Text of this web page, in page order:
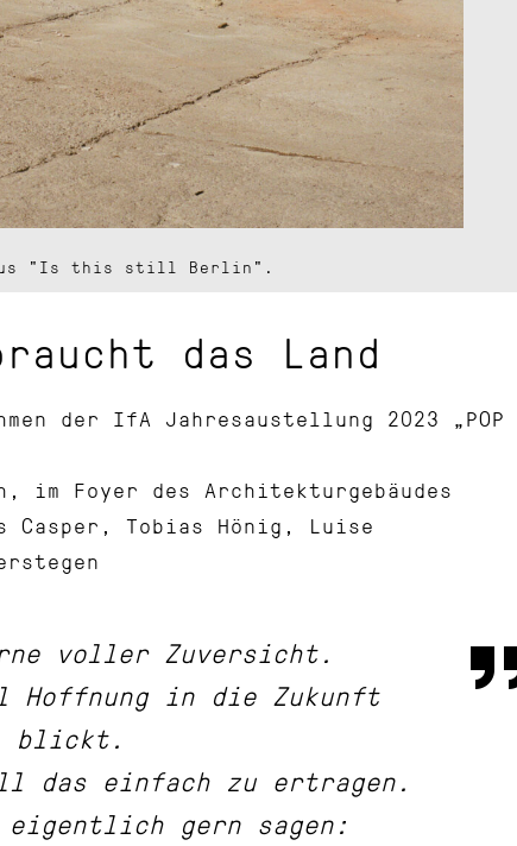
"Is this still Berlin".
das Land
der IfA Jahresaustellung 2023 „POP
im Foyer des Architekturgebäudes
Casper, Tobias Hönig, Luise
voller Zuversicht.
Hoffnung in die Zukunft
blickt.
das einfach zu ertragen.
gern sagen: